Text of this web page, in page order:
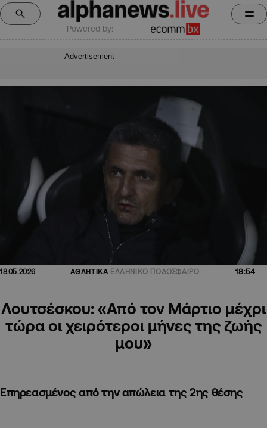
Powered by:
Advertisement
18.05.2026 ΑΘΛΗΤΙΚΑ ΕΛΛΗΝΙΚΟ ΠΟΔΟΣΦΑΙΡΟ 18:54
Λουτσέσκου: «Από τον Μάρτιο μέχρι
τώρα οι χειρότεροι μήνες της ζωής
μου»
Επηρεασμένος από την απώλεια της 2ης θέσης